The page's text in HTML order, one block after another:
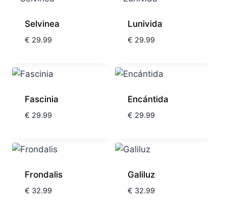
Selvinea
€ 29.99
Lunivida
€ 29.99
Fascinia
€ 29.99
Encántida
€ 29.99
Frondalis
€ 32.99
Galiluz
€ 32.99